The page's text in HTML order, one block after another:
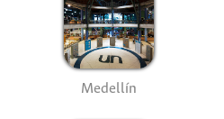
Medellín